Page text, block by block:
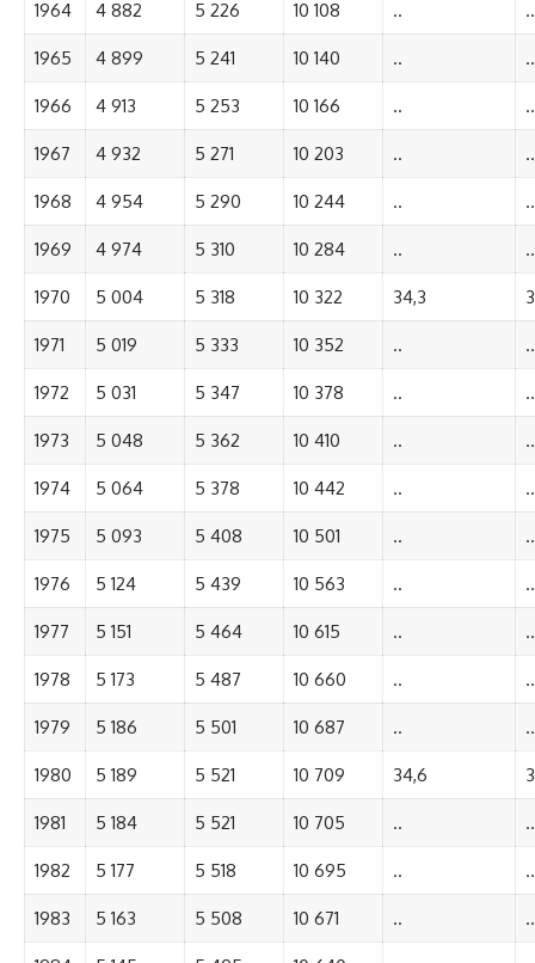
1964 4 882 5 226 10 108 .. ..
1965 4 899 5 241 10 140 .. ..
1966 4 913 5 253 10 166 .. ..
1967 4 932 5 271 10 203 .. ..
1968 4 954 5 290 10 244 .. ..
1969 4 974 5 310 10 284 .. ..
1970 5 004 5 318 10 322 34,3
1971 5 019 5 333 10 352 .. ..
1972 5 031 5 347 10 378 .. ..
1973 5 048 5 362 10 410 .. ..
1974 5 064 5 378 10 442 .. ..
1975 5 093 5 408 10 501 .. ..
1976 5 124 5 439 10 563 .. ..
1977 5 151 5 464 10 615 .. ..
1978 5 173 5 487 10 660 .. ..
1979 5 186 5 501 10 687 .. ..
1980 5 189 5 521 10 709 34,6
1981 5 184 5 521 10 705 .. ..
1982 5 177 5 518 10 695 .. ..
1983 5 163 5 508 10 671 .. ..